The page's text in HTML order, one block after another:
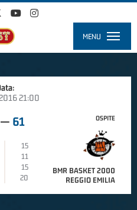
MENU
21:00
— 61
15
11
15
20
OSPITE
BMR BASKET 2000
REGGIO EMILIA